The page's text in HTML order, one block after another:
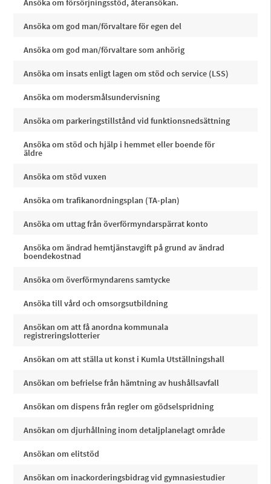
Ansöka om försörjningsstöd, återansökan.
Ansöka om god man/förvaltare för egen del
Ansöka om god man/förvaltare som anhörig
Ansöka om insats enligt lagen om stöd och service (LSS)
Ansöka om modersmålsundervisning
Ansöka om parkeringstillstånd vid funktionsnedsättning
Ansöka om stöd och hjälp i hemmet eller boende för
äldre
Ansöka om stöd vuxen
Ansöka om trafikanordningsplan (TA-plan)
Ansöka om uttag från överförmyndarspärrat konto
Ansöka om ändrad hemtjänstavgift på grund av ändrad
boendekostnad
Ansöka om överförmyndarens samtycke
Ansöka till vård och omsorgsutbildning
Ansökan om att få anordna kommunala
registreringslotterier
Ansökan om att ställa ut konst i Kumla Utställningshall
Ansökan om befrielse från hämtning av hushållsavfall
Ansökan om dispens från regler om gödselspridning
Ansökan om djurhållning inom detaljplanelagt område
Ansökan om elitstöd
Ansökan om inackorderingsbidrag vid gymnasiestudier